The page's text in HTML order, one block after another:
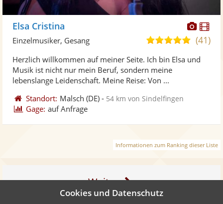
Fotos
Elsa Cristina
5,0
5
(41)
Einzelmusiker, Gesang
Herzlich willkommen auf meiner Seite. Ich bin Elsa und
Musik ist nicht nur mein Beruf, sondern meine
lebenslange Leidenschaft. Meine Reise: Von ...
Standort: Malsch (DE) - 54 km von Sindelfingen
Gage: auf Anfrage
Informationen zum Ranking dieser Liste
Weiter
Cookies und Datenschutz